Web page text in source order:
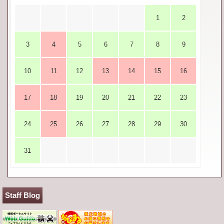
1 2
3 4 5 6 7 8 9
10 11 12 13 14 15 16
17 18 19 20 21 22 23
24 25 26 27 28 29 30
31
Staff Blog